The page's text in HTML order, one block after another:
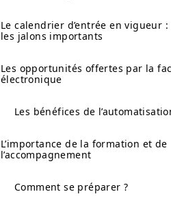
Le calendrier d’entrée en vigueur
les jalons importants
Les opportunités offertes par la
électronique
Les bénéfices de
L’importance de la formation et de
l’accompagnement
Comment se préparer ?